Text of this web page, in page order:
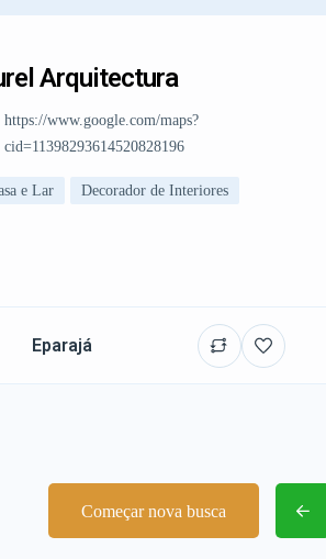
Arquitectura
https://www.google.com/maps?
cid=11398293614520828196
e Lar Decorador de Interiores
Eparajá
Começar nova busca